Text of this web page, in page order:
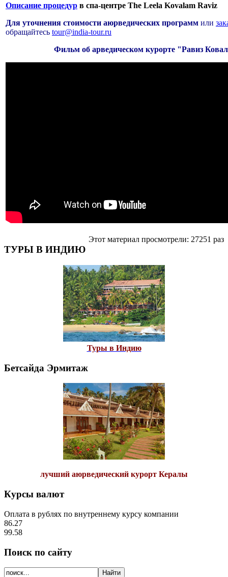
Описание процедур в спа-центре The Leela Kovalam Raviz
Для уточнения стоимости аюрведических программ или
обращайтесь tour@india-tour.ru
Фильм об арведическом курорте "Равиз
Этот материал просмотрели: 27251 раз
ТУРЫ В ИНДИЮ
Туры в Индию
Бетсайда Эрмитаж
лучший аюрведический курорт Кералы
Курсы валют
Оплата в рублях по внутреннему курсу компании
86.27
99.58
Поиск по сайту